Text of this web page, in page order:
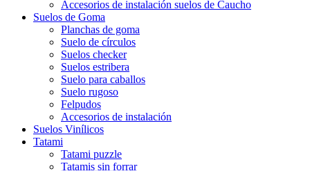
Accesorios de instalación suelos de Caucho
Suelos de Goma
Planchas de goma
Suelo de círculos
Suelos checker
Suelos estribera
Suelo para caballos
Suelo rugoso
Felpudos
Accesorios de instalación
Suelos Vinílicos
Tatami
Tatami puzzle
Tatamis sin forrar